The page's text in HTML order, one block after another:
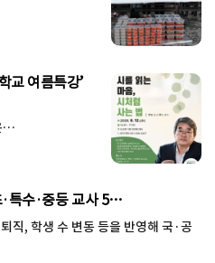
교 여름특강’
…
특수·중등 교사 5…
직, 학생 수 변동 등을 반영해 국·공